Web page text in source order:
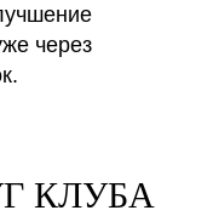
через
КЛУБА